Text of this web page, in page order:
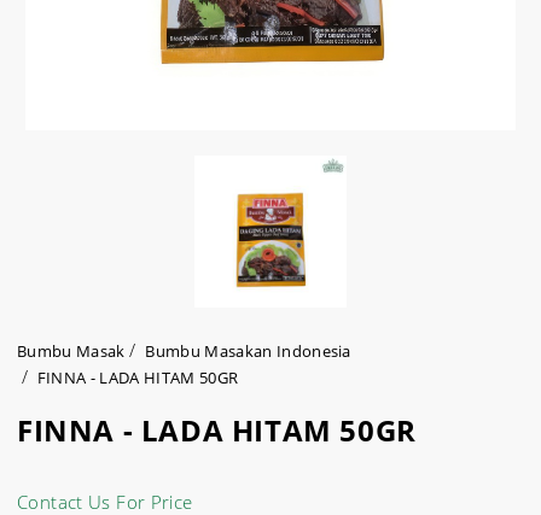
Bumbu Masak
Bumbu Masakan Indonesia
FINNA - LADA HITAM 50GR
FINNA - LADA HITAM 50GR
Contact Us For Price